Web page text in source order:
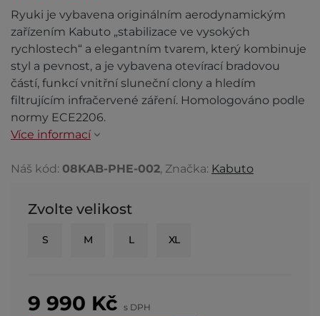
Ryuki je vybavena originálním aerodynamickým
zařízením Kabuto „stabilizace ve vysokých
rychlostech“ a elegantním tvarem, který kombinuje
styl a pevnost, a je vybavena otevírací bradovou
částí, funkcí vnitřní sluneční clony a hledím
filtrujícím infračervené záření. Homologováno podle
normy ECE2206.
Více informací
Náš kód: 08KAB-PHE-002, Značka: Kabuto
Zvolte velikost
S M L XL
9 990 Kč s DPH